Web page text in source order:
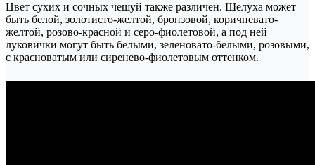
Цвет сухих и сочных чешуй также различен. Шелуха может
быть белой, золотисто-желтой, бронзовой, коричневато-
желтой, розово-красной и серо-фиолетовой, а под ней
луковички могут быть белыми, зеленовато-белыми, розовыми,
с красноватым или сиренево-фиолетовым оттенком.